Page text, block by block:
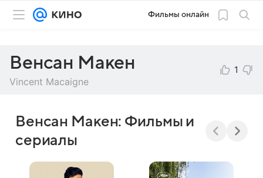
Фильмы онлайн
Венсан Макен
Vincent Macaigne
1
Венсан Макен: Фильмы и
сериалы